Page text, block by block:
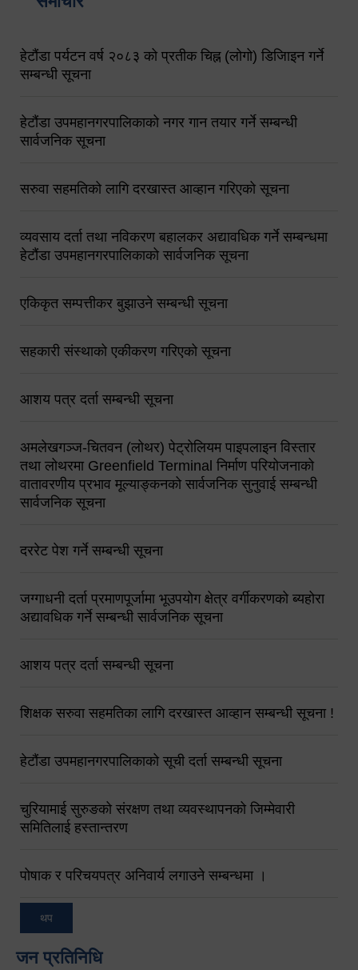
हेटौंडा पर्यटन वर्ष २०८३ को प्रतीक चिह्न (लोगो) डिजिाइन गर्ने
सम्बन्धी सूचना
हेटौंडा उपमहानगरपालिकाको नगर गान तयार गर्ने सम्बन्धी
सार्वजनिक सूचना
सरुवा सहमतिको लागि दरखास्त आव्हान गरिएको सूचना
व्यवसाय दर्ता तथा नविकरण बहालकर अद्यावधिक गर्ने सम्बन्धमा
हेटौंडा उपमहानगरपालिकाको सार्वजनिक सूचना
एकिकृत सम्पत्तीकर बुझाउने सम्बन्धी सूचना
सहकारी संस्थाको एकीकरण गरिएको सूचना
आशय पत्र दर्ता सम्बन्धी सूचना
अमलेखगञ्ज-चितवन (लोथर) पेट्रोलियम पाइपलाइन विस्तार
तथा लोथरमा Greenfield Terminal निर्माण परियोजनाको
वातावरणीय प्रभाव मूल्याङ्कनको सार्वजनिक सुनुवाई सम्बन्धी
सार्वजनिक सूचना
दररेट पेश गर्ने सम्बन्धी सूचना
जग्गाधनी दर्ता प्रमाणपूर्जामा भूउपयोग क्षेत्र वर्गीकरणको ब्यहोरा
अद्यावधिक गर्ने सम्बन्धी सार्वजनिक सूचना
आशय पत्र दर्ता सम्बन्धी सूचना
शिक्षक सरुवा सहमतिका लागि दरखास्त आव्हान सम्बन्धी सूचना !
हेटौंडा उपमहानगरपालिकाको सूची दर्ता सम्बन्धी सूचना
चुरियामाई सुरुङको संरक्षण तथा व्यवस्थापनको जिम्मेवारी
समितिलाई हस्तान्तरण
पोषाक र परिचयपत्र अनिवार्य लगाउने सम्बन्धमा ।
थप
जन प्रतिनिधि